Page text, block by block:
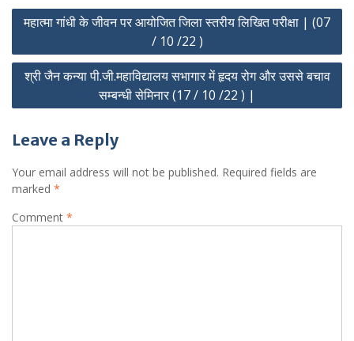
Post
महात्मा गांधी के जीवन पर आयोजित जिला स्तरीय लिखित परीक्षा | (07
/ 10 /22 )
श्री जैन कन्या पी.जी.महाविद्यालय सभागार में हृदय रोग और उससे बचाव
सम्बन्धी सेमिनार (17 / 10 /22 ) |
Leave a Reply
Your email address will not be published. Required fields are
marked *
Comment *